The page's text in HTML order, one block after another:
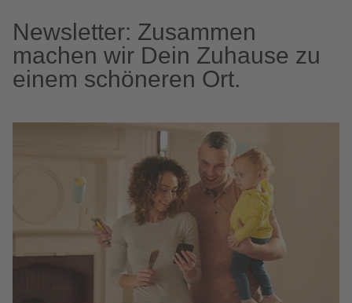
Newsletter: Zusammen
machen wir Dein Zuhause zu
einem schöneren Ort.